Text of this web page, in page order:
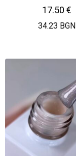
17.50 €
34.23 BGN